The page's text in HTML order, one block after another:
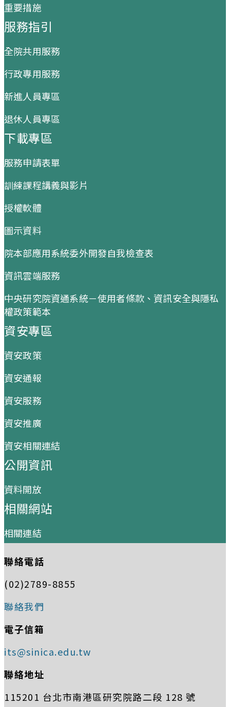
重要措施
服務指引
全院共用服務
行政專用服務
新進人員專區
退休人員專區
下載專區
服務申請表單
訓練課程講義與影片
授權軟體
圖示資料
院本部應用系統委外開發自我檢查表
資訊雲端服務
中央研究院資通系統－使用者條款、資訊安全與隱私
權政策範本
資安專區
資安政策
資安通報
資安服務
資安推廣
資安相關連結
公開資訊
資料開放
相關網站
相關連結
聯絡電話
(02)2789-8855
聯絡我們
電子信箱
its@sinica.edu.tw
聯絡地址
115201 台北市南港區研究院路二段 128 號